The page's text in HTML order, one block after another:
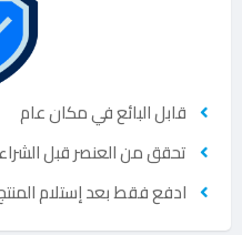
قابل البائع في مكان عام
تحقق من العنصر قبل الشراء
ادفع فقط بعد إستلام